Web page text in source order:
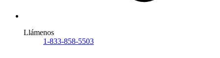
Llámenos
1-833-858-5503